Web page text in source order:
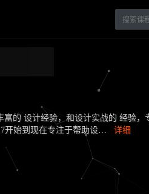
的 设计经验，和设计实战的 经验
开始到现在专注于帮助设… 详细